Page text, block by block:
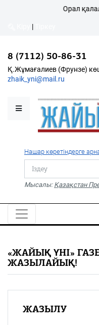
Қалалықтар
Қоғам
Дені сау ұлт
Спорт
Жалын
PDF
«Жайық үні» — 33
Каталог
Орал
|
8 (7112) 50-86-31
Қ.Жұмағалиев (Фрунзе)
zhaik_yni@mail.ru
Нашар көретіндерге
Мысалы: Қазақстан
«ЖАЙЫҚ ҮНІ»
ЖАЗЫЛАЙЫҚ!
ЖАЗЫЛУ